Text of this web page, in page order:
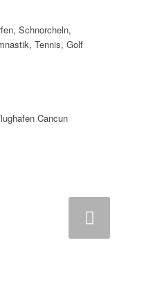
Schnorcheln,
Tennis, Golf
Cancun